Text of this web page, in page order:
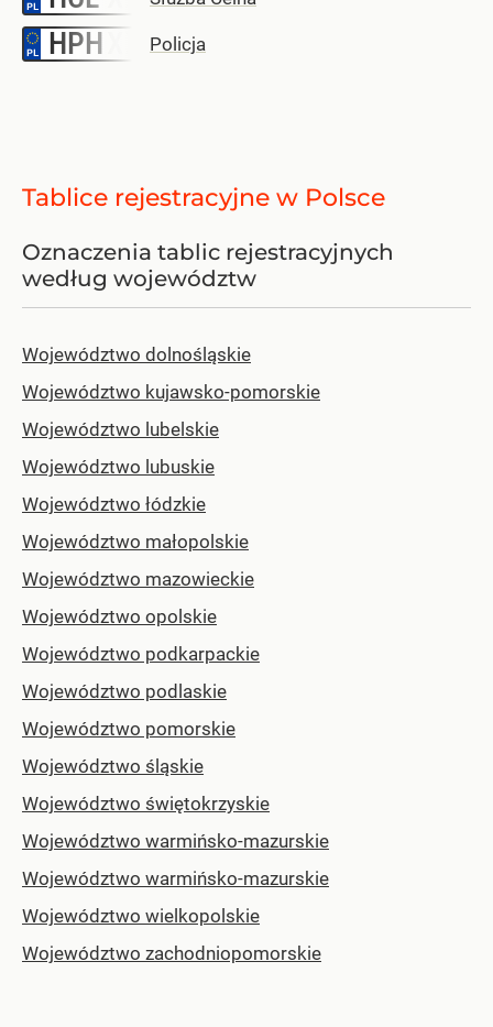
HPH Policja
Tablice rejestracyjne w Polsce
Oznaczenia tablic rejestracyjnych
według województw
Województwo dolnośląskie
Województwo kujawsko-pomorskie
Województwo lubelskie
Województwo lubuskie
Województwo łódzkie
Województwo małopolskie
Województwo mazowieckie
Województwo opolskie
Województwo podkarpackie
Województwo podlaskie
Województwo pomorskie
Województwo śląskie
Województwo świętokrzyskie
Województwo warmińsko-mazurskie
Województwo warmińsko-mazurskie
Województwo wielkopolskie
Województwo zachodniopomorskie